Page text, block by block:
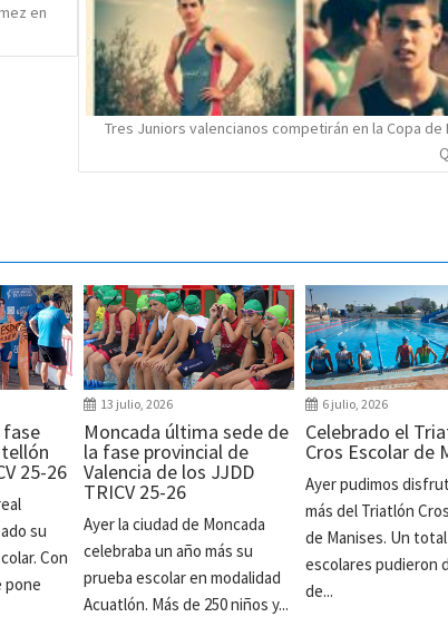
en
Tres Juniors valencianos competirán en la Copa de
fase
25-26
su
Con
pone
13 julio, 2026
Moncada última sede de
la fase provincial de
Valencia de los JJDD
TRICV 25-26
Ayer la ciudad de Moncada
celebraba un año más su
prueba escolar en modalidad
Acuatlón. Más de 250 niños y...
6 julio, 2026
Celebrado el
Cros Escolar de
Ayer pudimos
más del Triatlón
de Manises. Un
escolares pudieron
de...